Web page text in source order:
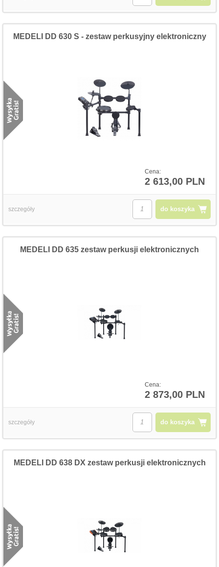
Cena:
2 613,00 PLN
MEDELI DD 630 S - zestaw perkusyjny elektroniczny
do koszyka
szczegóły
Cena:
2 873,00 PLN
MEDELI DD 635 zestaw perkusji elektronicznych
do koszyka
szczegóły
MEDELI DD 638 DX zestaw perkusji elektronicznych